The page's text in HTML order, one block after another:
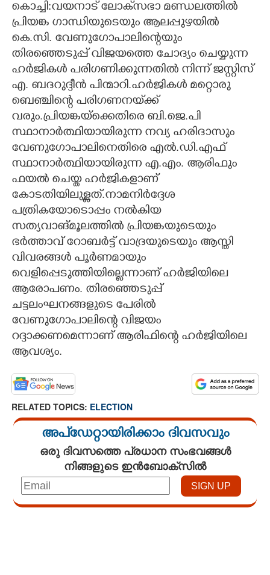
CARTOONS
LITERATURE
ZOOM
CONTACT US
കൊച്ചി:വയനാട് ലോക്‌സഭാ മണ്ഡലത്തിൽ
പ്രിയങ്ക ഗാന്ധിയുടെയും ആലപ്പുഴയിൽ
കെ.സി. വേണുഗോപാലിന്റെയും
തിരഞ്ഞെടുപ്പ് വിജയത്തെ ചോദ്യം ചെയ്യുന്ന
ഹർജികൾ പരിഗണിക്കുന്നതിൽ നിന്ന് ജസ്റ്റിസ്
എ. ബദറുദ്ദീൻ പിന്മാറി.ഹർജികൾ മറ്റൊരു
ബെഞ്ചിന്റെ പരിഗണനയ്‌ക്ക്
വരും.പ്രിയങ്കയ്ക്കെതിരെ ബി.ജെ.പി
സ്ഥാനാർത്ഥിയായിരുന്ന നവ്യ ഹരിദാസും
വേണുഗോപാലിനെതിരെ എൽ.ഡി.എഫ്
സ്ഥാനാർത്ഥിയായിരുന്ന എ.എം. ആരിഫും
ഫയൽ ചെയ്ത ഹർജികളാണ്
കോടതിയിലുള്ളത്.നാമനിർദ്ദേശ
പത്രികയോടൊപ്പം നൽകിയ
സത്യവാങ്മൂലത്തിൽ പ്രിയങ്കയുടെയും
ഭർത്താവ് റോബർട്ട് വാദ്ര‌യുടെയും ആസ്തി
വിവരങ്ങൾ പൂർണമായും
വെളിപ്പെടുത്തിയില്ലെന്നാണ് ഹർജിയിലെ
ആരോപണം. തിരഞ്ഞെടുപ്പ്
ചട്ടലംഘനങ്ങളുടെ പേരിൽ
വേണുഗോപാലിന്റെ വിജയം
റദ്ദാക്കണമെന്നാണ് ആരിഫിന്റെ ഹർജിയിലെ
ആവശ്യം.
RELATED TOPICS: ELECTION
അപ്ഡേറ്റായിരിക്കാം ദിവസവും
ഒരു ദിവസത്തെ പ്രധാന സംഭവങ്ങൾ
നിങ്ങളുടെ ഇൻബോക്സിൽ